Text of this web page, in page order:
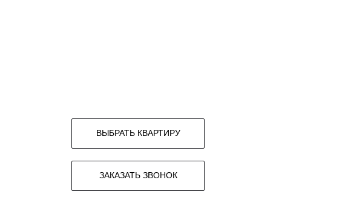
ВЫБРАТЬ КВАРТИРУ
ЗАКАЗАТЬ ЗВОНОК